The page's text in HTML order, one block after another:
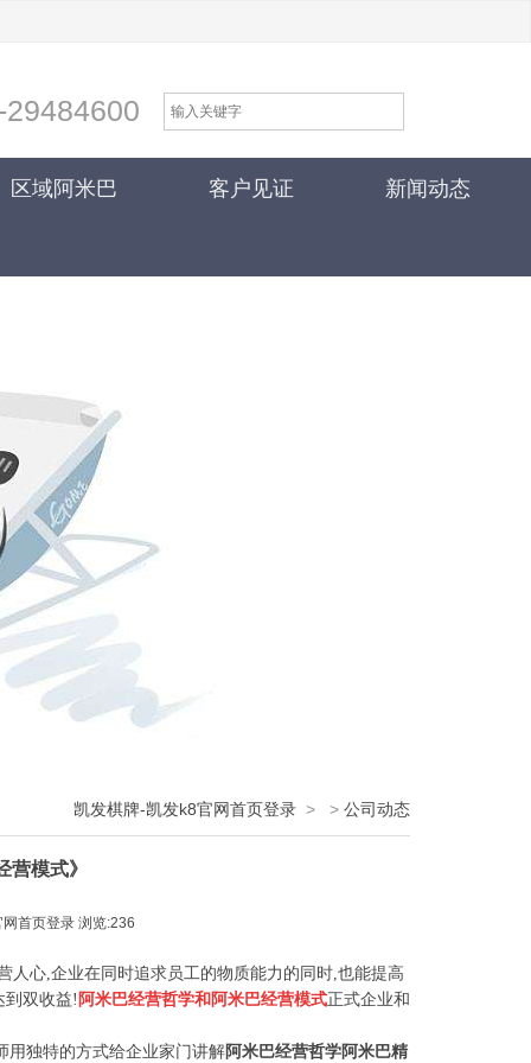
区域阿米巴 客户见证 新闻动态
凯发棋牌-凯发k8官网首页登录 > > 公司动态
营模式》
首页登录 浏览:236
心,企业在同时追求员工的物质能力的同时,也能提高
到双收益! 阿米巴经营哲学和阿米巴经营模式正式企业和
用独特的方式给企业家门讲解阿米巴经营哲学阿米巴精